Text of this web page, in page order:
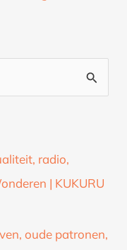
radio,
| KUKURU
oude patronen,